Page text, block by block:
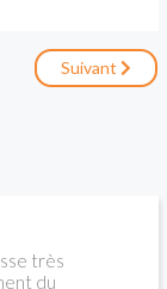
Suivant
très
du